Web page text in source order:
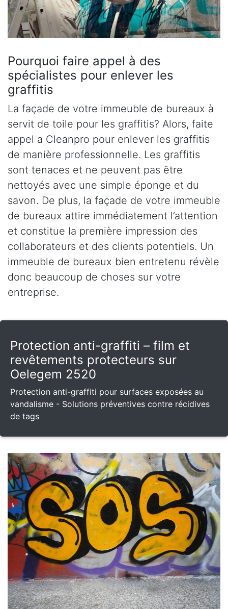
Pourquoi faire appel à des
spécialistes pour enlever les
graffitis
La façade de votre immeuble de bureaux à
servit de toile pour les graffitis? Alors, faite
appel a Cleanpro pour enlever les graffitis
de manière professionnelle. Les graffitis
sont tenaces et ne peuvent pas être
nettoyés avec une simple éponge et du
savon. De plus, la façade de votre immeuble
de bureaux attire immédiatement l’attention
et constitue la première impression des
collaborateurs et des clients potentiels. Un
immeuble de bureaux bien entretenu révèle
donc beaucoup de choses sur votre
entreprise.
Protection anti-graffiti – film et
revêtements protecteurs sur
Oelegem 2520
Protection anti-graffiti pour surfaces exposées au
vandalisme - Solutions préventives contre récidives
de tags